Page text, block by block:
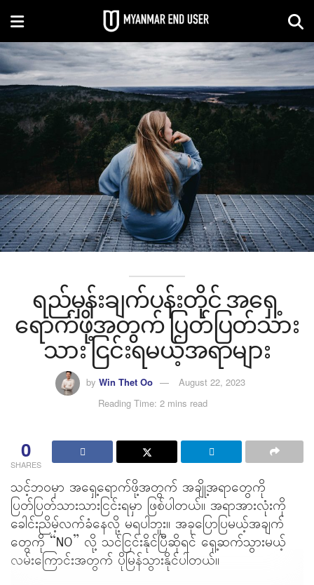
ရည်မှန်းချက်ပန်းတိုင် အရှေ့
ရောက်ဖို့အတွက် ပြတ်ပြတ်သား
သား ငြင်းရမယ့်အရာများ
by Win Thet Oo
August 22, 2023
Reading Time: 2 mins read
0
SHARES
သင့်ဘ၀မှာ အရှေ့ရောက်ဖို့အတွက် အချို့အရာတွေကို
ပြတ်ပြတ်သားသားငြင်းရမှာ ဖြစ်ပါတယ်။​ အရာအားလုံးကို
ခေါင်းညိမ့်လက်ခံနေလို့ မရပါဘူး။ အခုပြောပြမယ့်အချက်
တွေကို “NO” လို့ သင်ငြင်းနိုင်ပြီဆိုရင် ရှေ့ဆက်သွားမယ့်
လမ်းကြောင်းအတွက် ပိုမြန်သွားနိုင်ပါတယ်။